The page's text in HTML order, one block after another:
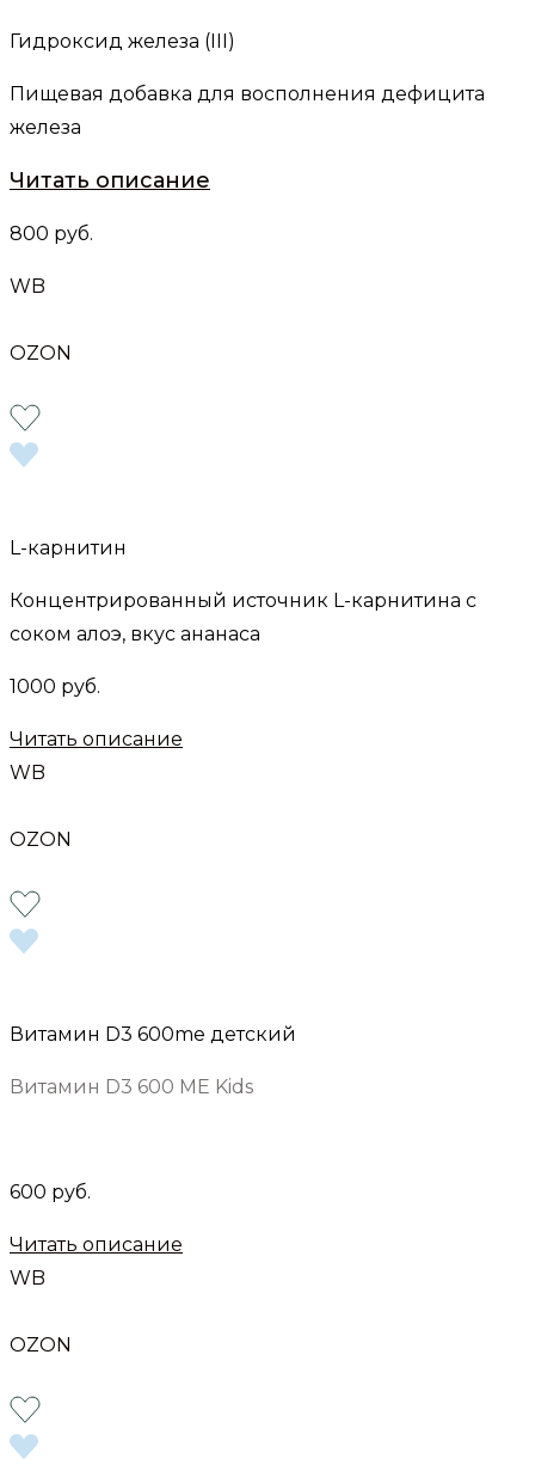
Гидроксид железа (III)
Пищевая добавка для восполнения дефицита
железа
Читать описание
800 руб.
WB
OZON
L-карнитин
Концентрированный источник L-карнитина с
соком алоэ, вкус ананаса
1000 руб.
Читать описание
WB
OZON
Витамин D3 600me детский
Витамин D3 600 МЕ Kids
600 руб.
Читать описание
WB
OZON